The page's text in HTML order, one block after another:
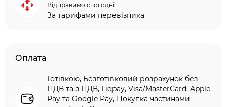
Відправимо сьогодні
За тарифами перевізника
Оплата
Готівкою, Безготівковий розрахунок без
ПДВ та з ПДВ, Liqpay, Visa/MasterCard, Apple
Pay та Google Pay, Покупка частинами